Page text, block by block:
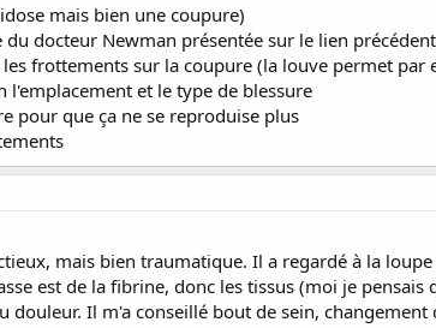
mais bien une coupure)
docteur Newman présentée sur le lien précédent
frottements sur la coupure (la louve permet par
l'emplacement et le type de blessure
pour que ça ne se reproduise plus
mais bien traumatique. Il a regardé à la
est de la fibrine, donc les tissus (moi je pensais
douleur. Il m'a conseillé bout de sein,